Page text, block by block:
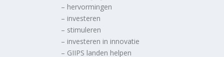
– hervormingen
– investeren
– stimuleren
– investeren in innovatie
– GIIPS landen helpen